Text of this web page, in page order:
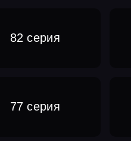
82 серия
77 серия